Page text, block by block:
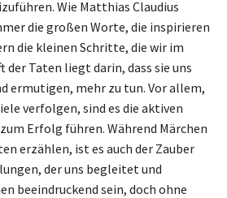
Wie Matthias Claudius
die großen Worte, die inspirieren
die kleinen Schritte, die wir im
der Taten liegt darin, dass sie uns
ermutigen, mehr zu tun. Vor allem,
verfolgen, sind es die aktiven
Erfolg führen. Während Märchen
erzählen, ist es auch der Zauber
der uns begleitet und
beeindruckend sein, doch ohne